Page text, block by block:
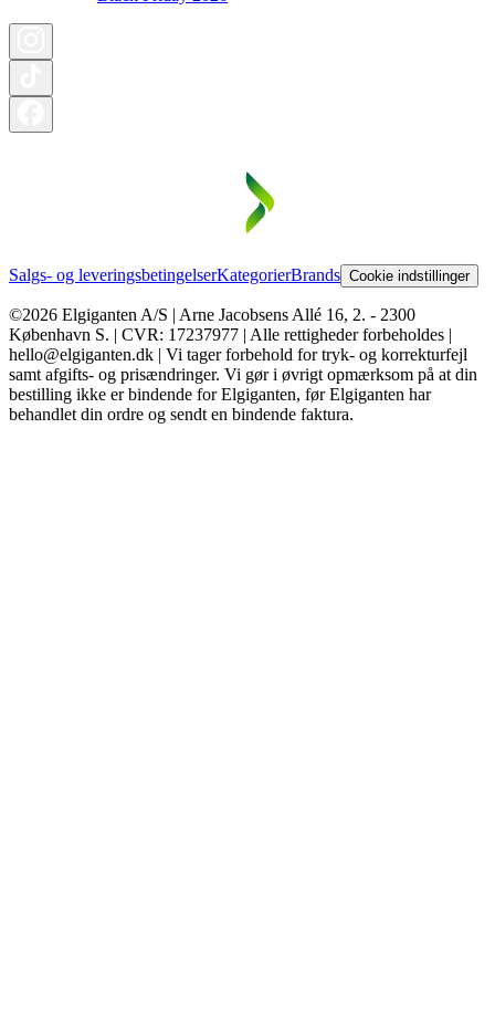
Salgs- og leveringsbetingelserKategorierBrands Cookie indstillinger
©2026 Elgiganten A/S | Arne Jacobsens Allé 16, 2. - 2300
København S. | CVR: 17237977 | Alle rettigheder forbeholdes |
hello@elgiganten.dk | Vi tager forbehold for tryk- og korrekturfejl
samt afgifts- og prisændringer. Vi gør i øvrigt opmærksom på at din
bestilling ikke er bindende for Elgiganten, før Elgiganten har
behandlet din ordre og sendt en bindende faktura.